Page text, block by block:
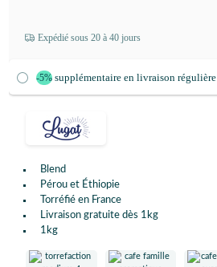
Blend
Pérou et Éthiopie
Torréfié en France
Livraison gratuite dès 1kg
1kg
Expédié sous 20 à 40 jours
-5% supplémentaire en livraison régulière